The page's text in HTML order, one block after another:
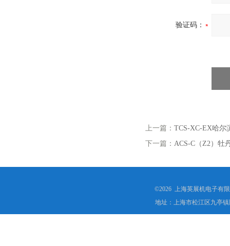
验证码：
上一篇： TCS-XC-EX哈尔
下一篇： ACS-C（Z2）牡
©2026 上海英展机电子有
地址：上海市松江区九亭镇